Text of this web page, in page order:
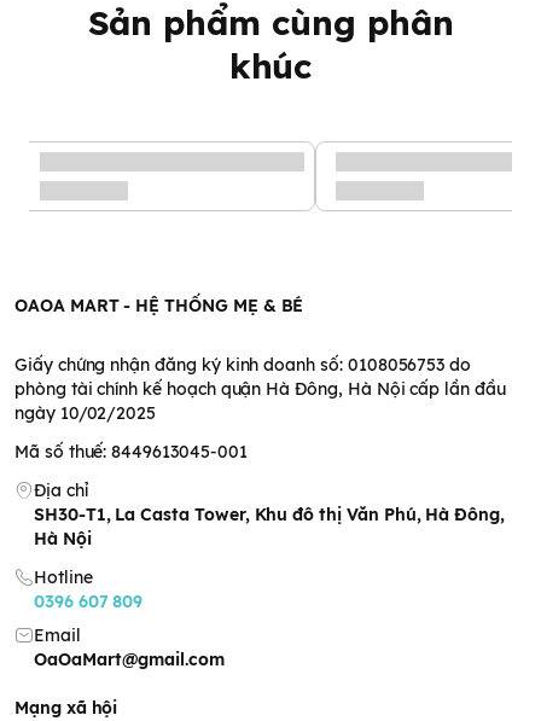
Công dụng sản
phẩm Fatzbaby Multimax
Sản phẩm cùng phân
khúc
OAOA MART - HỆ THỐNG MẸ & BÉ
Giấy chứng nhận đăng ký kinh doanh số: 0108056753 do
phòng tài chính kế hoạch quận Hà Đông, Hà Nội cấp lần đầu
ngày 10/02/2025
Mã số thuế: 8449613045-001
Địa chỉ
SH30-T1, La Casta Tower, Khu đô thị Văn Phú, Hà Đông,
Hà Nội
Hotline
0396 607 809
Email
OaOaMart@gmail.com
Mạng xã hội